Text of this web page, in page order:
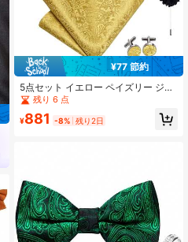
¥77 節約
5点セット イエロー ペイズリー ジャ
カード メンズアクセサリーセット、
蝶ネクタイ ポケットチーフ カフスボ
タン リング ブートニエール、ランダ
残り 6 点
¥881 -8% 残り2日